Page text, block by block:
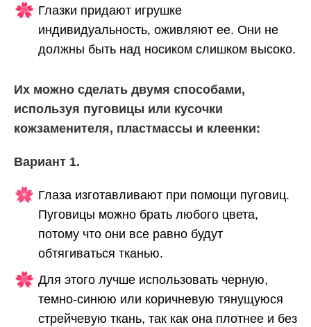
Глазки придают игрушке
индивидуальность, оживляют ее. Они не
должны быть над носиком слишком высоко.
Их можно сделать двумя способами,
используя пуговицы или кусочки
кожзаменителя, пластмассы и клеенки:
Вариант 1.
Глаза изготавливают при помощи пуговиц.
Пуговицы можно брать любого цвета,
потому что они все равно будут
обтягиваться тканью.
Для этого лучше использовать черную,
темно-синюю или коричневую тянущуюся
стрейчевую ткань, так как она плотнее и без